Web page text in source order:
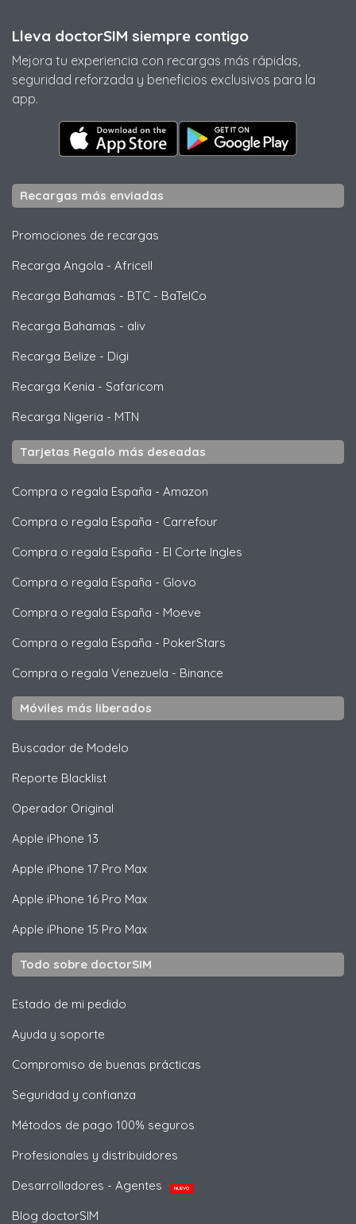
Lleva doctorSIM siempre contigo
Mejora tu experiencia con recargas más rápidas,
seguridad reforzada y beneficios exclusivos para la
app.
Recargas más enviadas
Promociones de recargas
Recarga Angola - Africell
Recarga Bahamas - BTC - BaTelCo
Recarga Bahamas - aliv
Recarga Belize - Digi
Recarga Kenia - Safaricom
Recarga Nigeria - MTN
Tarjetas Regalo más deseadas
Compra o regala España - Amazon
Compra o regala España - Carrefour
Compra o regala España - El Corte Ingles
Compra o regala España - Glovo
Compra o regala España - Moeve
Compra o regala España - PokerStars
Compra o regala Venezuela - Binance
Móviles más liberados
Buscador de Modelo
Reporte Blacklist
Operador Original
Apple iPhone 13
Apple iPhone 17 Pro Max
Apple iPhone 16 Pro Max
Apple iPhone 15 Pro Max
Todo sobre doctorSIM
Estado de mi pedido
Ayuda y soporte
Compromiso de buenas prácticas
Seguridad y confianza
Métodos de pago 100% seguros
Profesionales y distribuidores
Desarrolladores - Agentes
NUEVO
Blog doctorSIM